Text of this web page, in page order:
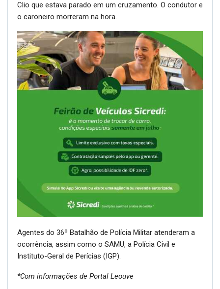
Clio que estava parado em um cruzamento. O condutor e
o caroneiro morreram na hora.
Agentes do 36º Batalhão de Polícia Militar atenderam a
ocorrência, assim como o SAMU, a Polícia Civil e
Instituto-Geral de Perícias (IGP).
*Com informações de Portal Leouve